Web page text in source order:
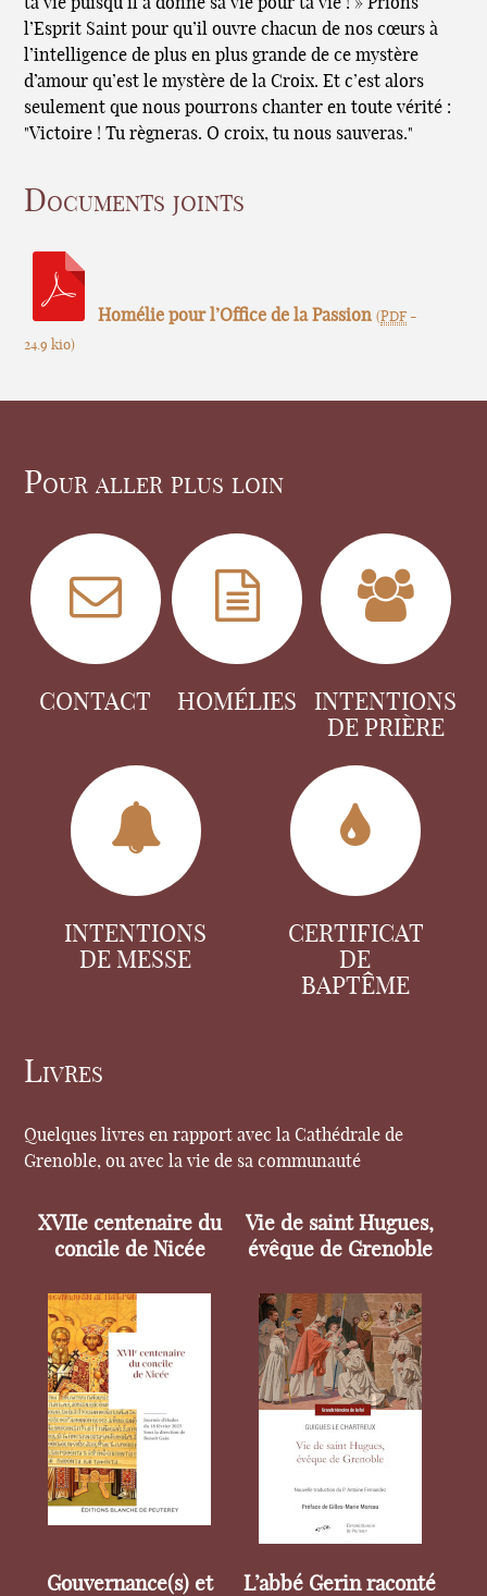
l’Esprit Saint pour qu’il ouvre chacun de nos cœurs à
l’intelligence de plus en plus grande de ce mystère
d’amour qu’est le mystère de la Croix. Et c’est alors
seulement que nous pourrons chanter en toute vérité :
"Victoire ! Tu règneras. O croix, tu nous sauveras."
Documents joints
Homélie pour l’Office de la Passion ( PDF -
24.9 kio)
Pour aller plus loin
CONTACT HOMÉLIES
INTENTIONS
DE PRIÈRE
INTENTIONS
DE MESSE
CERTIFICAT
DE
BAPTÊME
Livres
Quelques livres en rapport avec la Cathédrale de
Grenoble, ou avec la vie de sa communauté
XVIIe centenaire du
concile de Nicée
Vie de saint Hugues,
évêque de Grenoble
Gouvernance(s) et
L’abbé Gerin raconté